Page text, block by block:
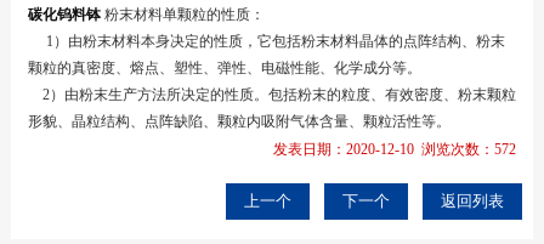
碳化钨料钵 粉末材料单颗粒的性质：
1）由粉末材料本身决定的性质，它包括粉末材料晶体的点阵结构、粉末
颗粒的真密度、熔点、塑性、弹性、电磁性能、化学成分等。
2）由粉末生产方法所决定的性质。包括粉末的粒度、有效密度、粉末颗粒
形貌、晶粒结构、点阵缺陷、颗粒内吸附气体含量、颗粒活性等。
发表日期：2020-12-10 浏览次数：572
上一个 下一个 返回列表